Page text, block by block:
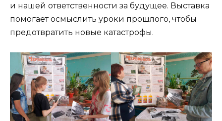
и нашей ответственности за будущее. Выставка
помогает осмыслить уроки прошлого, чтобы
предотвратить новые катастрофы.